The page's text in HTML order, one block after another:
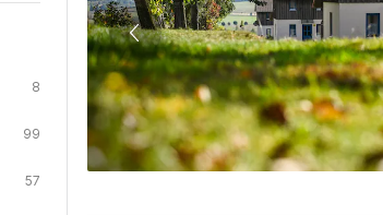
8
99
57